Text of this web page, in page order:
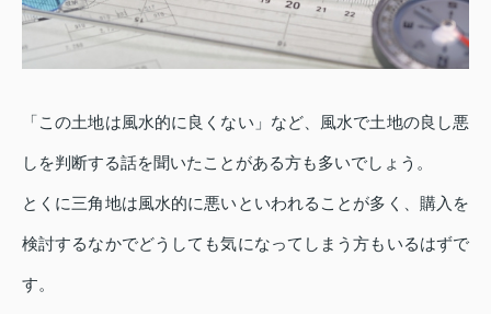
「この土地は風水的に良くない」など、風水で土地の良し悪
しを判断する話を聞いたことがある方も多いでしょう。
とくに三角地は風水的に悪いといわれることが多く、購入を
検討するなかでどうしても気になってしまう方もいるはずで
す。